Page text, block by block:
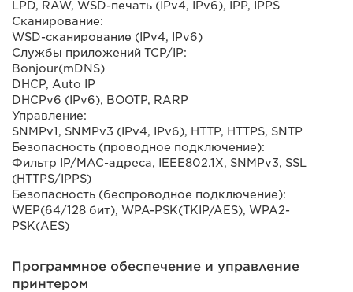
LPD, RAW, WSD-печать (IPv4, IPv6), IPP, IPPS
Сканирование:
WSD-сканирование (IPv4, IPv6)
Службы приложений TCP/IP:
Bonjour(mDNS)
DHCP, Auto IP
DHCPv6 (IPv6), BOOTP, RARP
Управление:
SNMPv1, SNMPv3 (IPv4, IPv6), HTTP, HTTPS, SNTP
Безопасность (проводное подключение):
Фильтр IP/MAC-адреса, IEEE802.1X, SNMPv3, SSL
(HTTPS/IPPS)
Безопасность (беспроводное подключение):
WEP(64/128 бит), WPA-PSK(TKIP/AES), WPA2-
PSK(AES)
Программное обеспечение и управление
принтером